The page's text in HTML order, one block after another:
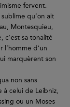
fervent.
qu’on ait
Montesquieu,
c’est sa tonalité
l’homme d’un
marquèrent son
non sans
à celui de Leibniz,
ou un Moses